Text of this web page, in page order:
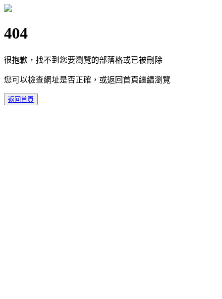
404
很抱歉，找不到您要瀏覽的部落格或已被刪除
您可以檢查網址是否正確，或返回首頁繼續瀏覽
返回首頁